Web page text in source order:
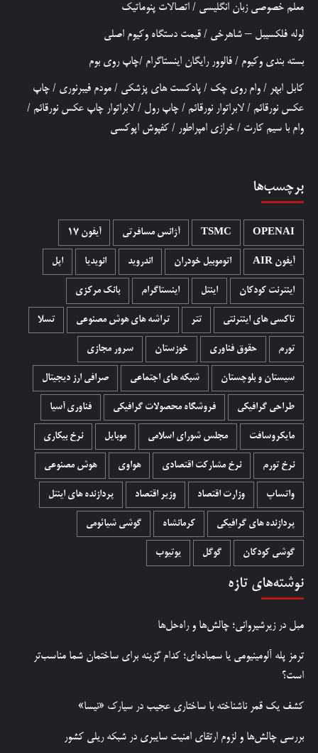
معلم خصوصی زبان انگلیسی / اتصالات پنوماتیک
لوله فلکسیبل – شاهرخی / قیمت دستگاه وکیوم اصلی
بسته بندی وکیوم / فالوور رایگان اینستاگرام /چاپ روی بوم
کابل ابهر / وام روی چک / پادکست های پزشکی / مودم فیبرنوری / چاپ
عکس نورقائم / لابراتوار نورقائم / چاپ رول / لابراتوار چاپ عکس نورقائم /
وام با سیم کارت / خرازی امپراطور / کفپوش اپوکسی
برچسب‌ها
OPENAI
TSMC آژانس مسافرتی آیفون 17
آیفون AIR اتوموبیل خودران اندروید انویدیا اپل
اینترنت کودکان اینتل اینستاگرام بانک مرکزی
تاکسی های اینترنتی تتر تراشه های هوش مصنوعی تسلا
تورم حقوق فناوری خوزستان سرور مجازی
سیستان و بلوچستان شبکه های اجتماعی صرافی ارز دیجیتال
طراحی گرافیکی فروشگاه محصولات گرافيکی فناوری آسیا
مایکروسافت مجلس شورای اسلامی موبایل نرخ بیکاری
نرخ تورم نرخ مشارکت اقتصادی هواوی هوش مصنوعی
واتساپ وزارت اقتصاد وزیر اقتصاد پردازنده های اینتل
پردازنده های گرافیکی کرمانشاه گوشی شیائومی
گوشی کودکان گوگل یوتیوب
نوشته‌های تازه
مبل در زیرشیروانی؛ چالش‌ها و راه‌حل‌ها
ترمز پله آلومینیومی یا سمباده‌ای؛ کدام گزینه برای ساختمان شما مناسب‌تر
است؟
کشف یک قمر ناشناخته با ساختاری عجیب در سیارک «نیسا»
بررسی چالش‌ها و لزوم ارتقای امنیت سایبری در شبکه ریلی کشور